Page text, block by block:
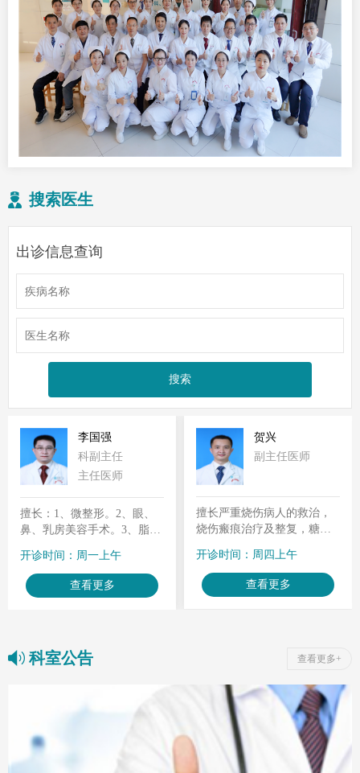
搜索医生
出诊信息查询
李国强
科副主任
主任医师
擅长：1、微整形。2、眼、
鼻、乳房美容手术。3、脂肪
开诊时间：周一上午
查看更多
贺兴
副主任医师
擅长严重烧伤病人的救治，
烧伤瘢痕治疗及整复，糖尿
疗。
开诊时间：周四上午
查看更多
查看更多+
科室公告